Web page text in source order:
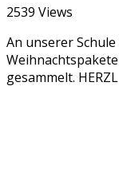
2539 Views
An unserer
gesammelt.